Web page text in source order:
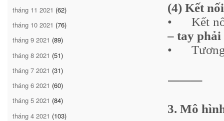
tháng 11 2021 (62)
tháng 10 2021 (76)
tháng 9 2021 (89)
tháng 8 2021 (51)
tháng 7 2021 (31)
tháng 6 2021 (60)
tháng 5 2021 (84)
tháng 4 2021 (103)
(4) Kết
•
Kết
– tay phải
•
⸻
3. Mô